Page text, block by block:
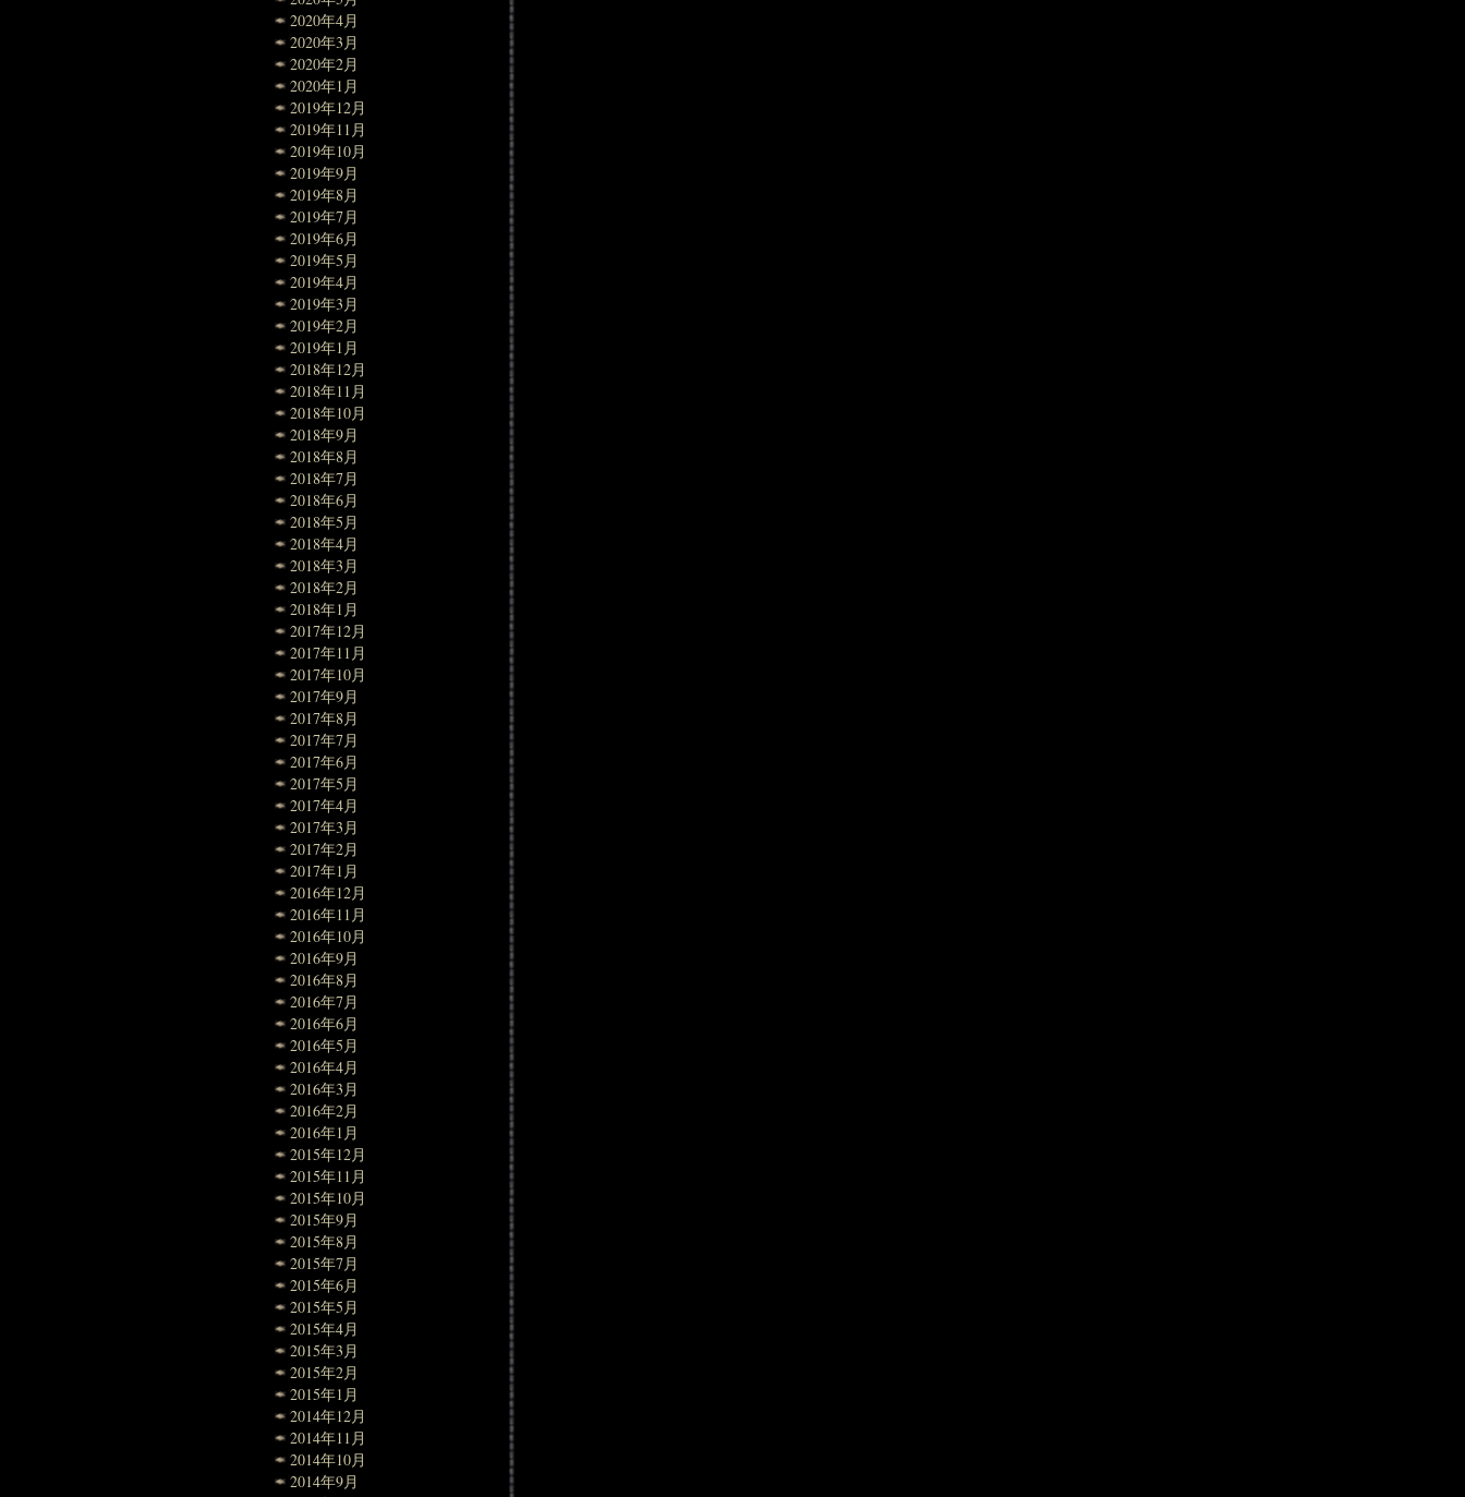
2020年4月
2020年3月
2020年2月
2020年1月
2019年12月
2019年11月
2019年10月
2019年9月
2019年8月
2019年7月
2019年6月
2019年5月
2019年4月
2019年3月
2019年2月
2019年1月
2018年12月
2018年11月
2018年10月
2018年9月
2018年8月
2018年7月
2018年6月
2018年5月
2018年4月
2018年3月
2018年2月
2018年1月
2017年12月
2017年11月
2017年10月
2017年9月
2017年8月
2017年7月
2017年6月
2017年5月
2017年4月
2017年3月
2017年2月
2017年1月
2016年12月
2016年11月
2016年10月
2016年9月
2016年8月
2016年7月
2016年6月
2016年5月
2016年4月
2016年3月
2016年2月
2016年1月
2015年12月
2015年11月
2015年10月
2015年9月
2015年8月
2015年7月
2015年6月
2015年5月
2015年4月
2015年3月
2015年2月
2015年1月
2014年12月
2014年11月
2014年10月
2014年9月